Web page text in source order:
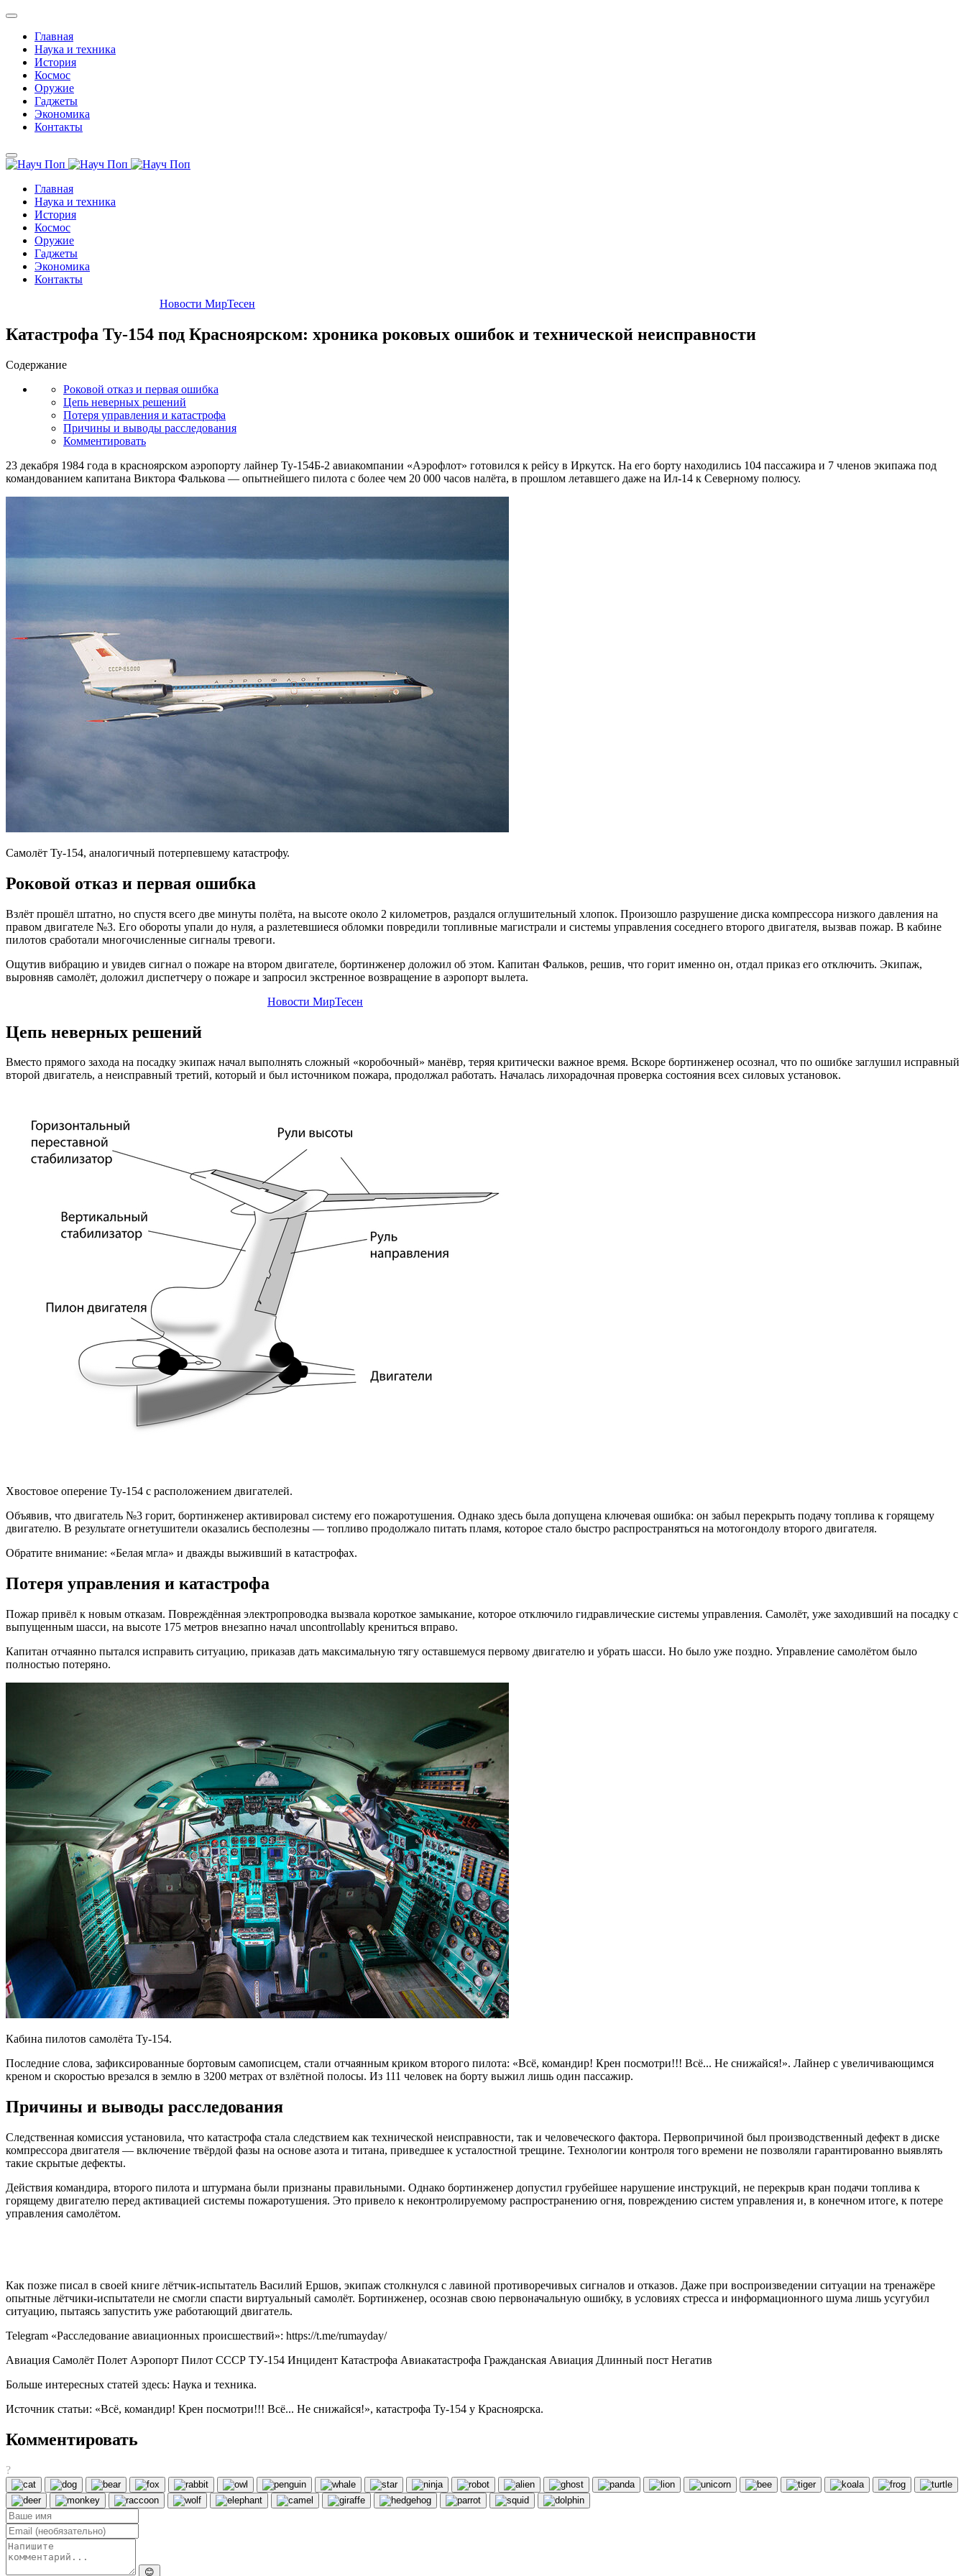
Главная
Наука и техника
История
Космос
Оружие
Гаджеты
Экономика
Контакты
Главная
Наука и техника
История
Космос
Оружие
Гаджеты
Экономика
Контакты
Новости МирТесен
Катастрофа Ту-154 под Красноярском: хроника роковых ошибок и технической неисправности
Содержание
Роковой отказ и первая ошибка
Цепь неверных решений
Потеря управления и катастрофа
Причины и выводы расследования
Комментировать
23 декабря 1984 года в красноярском аэропорту лайнер Ту-154Б-2 авиакомпании «Аэрофлот» готовился к рейсу в Иркутск. На его борту находились 104 пассажира и 7 членов экипажа под
командованием капитана Виктора Фалькова — опытнейшего пилота с более чем 20 000 часов налёта, в прошлом летавшего даже на Ил-14 к Северному полюсу.
Самолёт Ту-154, аналогичный потерпевшему катастрофу.
Роковой отказ и первая ошибка
Взлёт прошёл штатно, но спустя всего две минуты полёта, на высоте около 2 километров, раздался оглушительный хлопок. Произошло разрушение диска компрессора низкого давления на
правом двигателе №3. Его обороты упали до нуля, а разлетевшиеся обломки повредили топливные магистрали и системы управления соседнего второго двигателя, вызвав пожар. В кабине
пилотов сработали многочисленные сигналы тревоги.
Ощутив вибрацию и увидев сигнал о пожаре на втором двигателе, бортинженер доложил об этом. Капитан Фальков, решив, что горит именно он, отдал приказ его отключить. Экипаж,
выровняв самолёт, доложил диспетчеру о пожаре и запросил экстренное возвращение в аэропорт вылета.
Новости МирТесен
Цепь неверных решений
Вместо прямого захода на посадку экипаж начал выполнять сложный «коробочный» манёвр, теряя критически важное время. Вскоре бортинженер осознал, что по ошибке заглушил исправный
второй двигатель, а неисправный третий, который и был источником пожара, продолжал работать. Началась лихорадочная проверка состояния всех силовых установок.
Хвостовое оперение Ту-154 с расположением двигателей.
Объявив, что двигатель №3 горит, бортинженер активировал систему его пожаротушения. Однако здесь была допущена ключевая ошибка: он забыл перекрыть подачу топлива к горящему
двигателю. В результате огнетушители оказались бесполезны — топливо продолжало питать пламя, которое стало быстро распространяться на мотогондолу второго двигателя.
Обратите внимание: «Белая мгла» и дважды выживший в катастрофах.
Потеря управления и катастрофа
Пожар привёл к новым отказам. Повреждённая электропроводка вызвала короткое замыкание, которое отключило гидравлические системы управления. Самолёт, уже заходивший на посадку с
выпущенным шасси, на высоте 175 метров внезапно начал uncontrollably крениться вправо.
Капитан отчаянно пытался исправить ситуацию, приказав дать максимальную тягу оставшемуся первому двигателю и убрать шасси. Но было уже поздно. Управление самолётом было
полностью потеряно.
Кабина пилотов самолёта Ту-154.
Последние слова, зафиксированные бортовым самописцем, стали отчаянным криком второго пилота: «Всё, командир! Крен посмотри!!! Всё... Не снижайся!». Лайнер с увеличивающимся
креном и скоростью врезался в землю в 3200 метрах от взлётной полосы. Из 111 человек на борту выжил лишь один пассажир.
Причины и выводы расследования
Следственная комиссия установила, что катастрофа стала следствием как технической неисправности, так и человеческого фактора. Первопричиной был производственный дефект в диске
компрессора двигателя — включение твёрдой фазы на основе азота и титана, приведшее к усталостной трещине. Технологии контроля того времени не позволяли гарантированно выявлять
такие скрытые дефекты.
Действия командира, второго пилота и штурмана были признаны правильными. Однако бортинженер допустил грубейшее нарушение инструкций, не перекрыв кран подачи топлива к
горящему двигателю перед активацией системы пожаротушения. Это привело к неконтролируемому распространению огня, повреждению систем управления и, в конечном итоге, к потере
управления самолётом.
Как позже писал в своей книге лётчик-испытатель Василий Ершов, экипаж столкнулся с лавиной противоречивых сигналов и отказов. Даже при воспроизведении ситуации на тренажёре
опытные лётчики-испытатели не смогли спасти виртуальный самолёт. Бортинженер, осознав свою первоначальную ошибку, в условиях стресса и информационного шума лишь усугубил
ситуацию, пытаясь запустить уже работающий двигатель.
Telegram «Расследование авиационных происшествий»: https://t.me/rumayday/
Авиация Самолёт Полет Аэропорт Пилот СССР ТУ-154 Инцидент Катастрофа Авиакатастрофа Гражданская Авиация Длинный пост Негатив
Больше интересных статей здесь: Наука и техника.
Источник статьи: «Всё, командир! Крен посмотри!!! Всё... Не снижайся!», катастрофа Ту-154 у Красноярска.
Комментировать
?
😊